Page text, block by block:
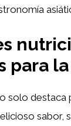
para
solo destaca
sabor,